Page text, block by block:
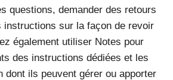
questions, demander des retours
instructions sur la façon de revoir
également utiliser Notes pour
des instructions dédiées et les
dont ils peuvent gérer ou apporter